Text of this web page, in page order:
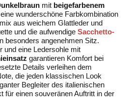
mit beigefarbenem
wunderschöne Farbkombination
aus weichem Glattleder und
und die aufwendige Sacchetto-
besonders angenehmen Sitz.
und eine Ledersohle mit
garantieren Komfort bei
Details verleihen dem
die jeden klassischen Look
Begleiter des italienischen
für einen souveränen Auftritt in der